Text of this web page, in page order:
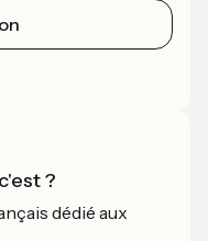
?
dédié aux